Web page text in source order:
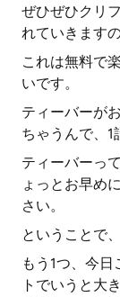
ぜひぜひクリ
れていきます
これは無料で
いです。
ティーバーが
ちゃうんで、1
ティーバーっ
ょっとお早め
さい。
ということで
もう1つ、今
トでいうと大